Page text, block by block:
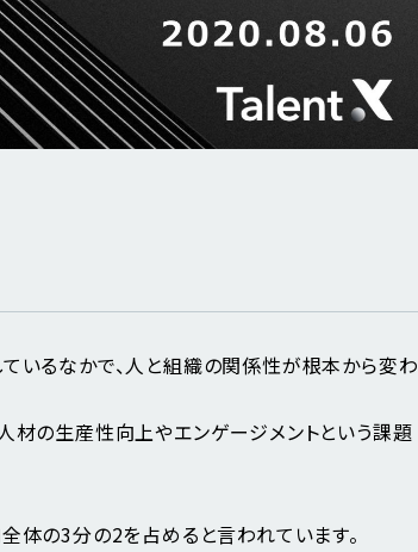
いるなかで、人と組織の関係性が根本から変わ
材の生産性向上やエンゲージメントという課題
体の3分の2を占めると言われています。